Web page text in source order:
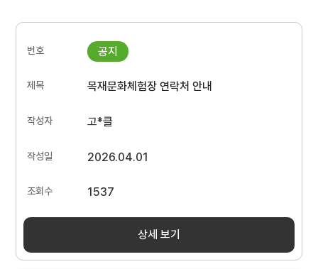
목재문화체험장 연락처 안내
고*클
2026.04.01
1537
상세 보기